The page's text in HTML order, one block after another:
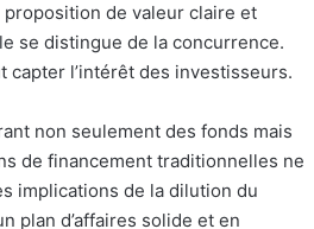
de valeur claire et
se distingue de la concurrence.
l’intérêt des investisseurs.
non seulement des fonds mais
de financement traditionnelles ne
implications de la dilution du
plan d’affaires solide et en